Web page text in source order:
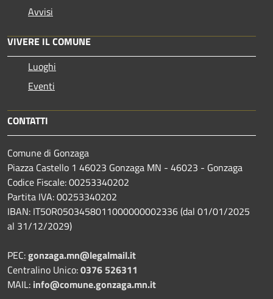
Avvisi
VIVERE IL COMUNE
Luoghi
Eventi
CONTATTI
Comune di Gonzaga
Piazza Castello 1 46023 Gonzaga MN - 46023 - Gonzaga
Codice Fiscale: 00253340202
Partita IVA: 00253340202
IBAN: IT50R0503458011000000002336 (dal 01/01/2025
al 31/12/2029)
PEC:gonzaga.mn@legalmail.it
Centralino Unico:0376 526311
MAIL: info@comune.gonzaga.mn.it